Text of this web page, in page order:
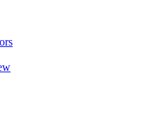
работ